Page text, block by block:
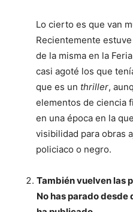
Lo cierto es que van
Recientemente
de la misma en la
casi agoté los que
que es un thriller,
elementos de ciencia
en una época en la
visibilidad para obras
policiaco o negro.
También vuelven las
No has parado desde